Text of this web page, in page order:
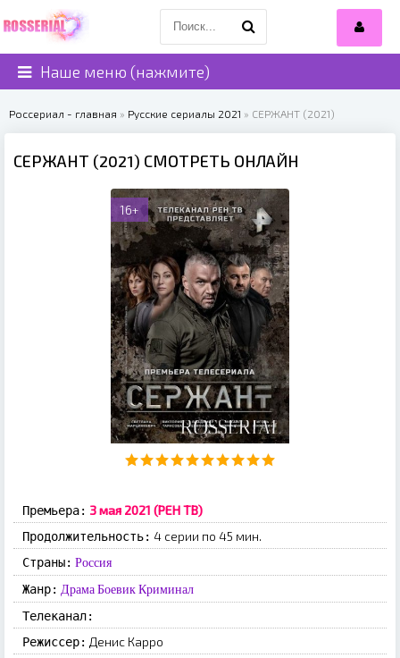
Наше меню (нажмите)
Россериал - главная » Русские сериалы 2021 » СЕРЖАНТ (2021)
СЕРЖАНТ (2021) СМОТРЕТЬ ОНЛАЙН
16+
Премьера: 3 мая 2021 (РЕН ТВ)
Продолжительность: 4 серии по 45 мин.
Страны: Россия
Жанр: Драма Боевик Криминал
Телеканал:
Режиссер: Денис Карро